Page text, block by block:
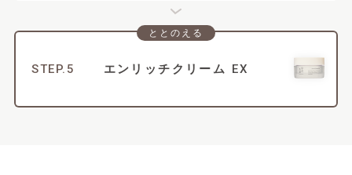
ととのえる
STEP.5 エンリッチクリーム EX